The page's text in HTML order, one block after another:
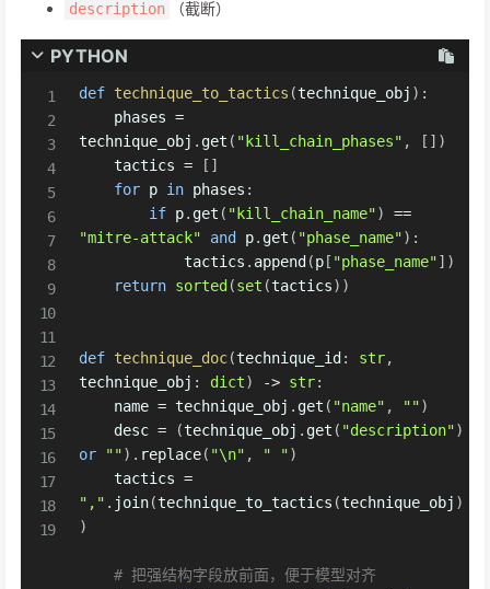
description （截断）
PYTHON
def technique_to_tactics (technique_obj ) :
    phases
=
technique_obj . get ( "kill_chain_phases" , [ ] )
    tactics
= [ ]
for p in phases :
if p. get ( "kill_chain_name")
==
"mitre-attack"
and p. get ( "phase_name") :
            tactics
. append (p [ "phase_name"] )
return sorted (set (tactics) )
def technique_doc(technique_id : str,
technique_obj : dict) -> str:
    name
= technique_obj . get ( "name" , "")
    desc
= (technique_obj . get ( "description")
or
"") . replace( "\n" , " ")
    tactics
=
"," . join(technique_to_tactics (technique_obj )
)
# 把强结构字段放前面，便于模型对齐